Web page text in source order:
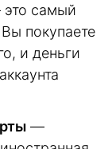
самый
покупаете
и деньги
—